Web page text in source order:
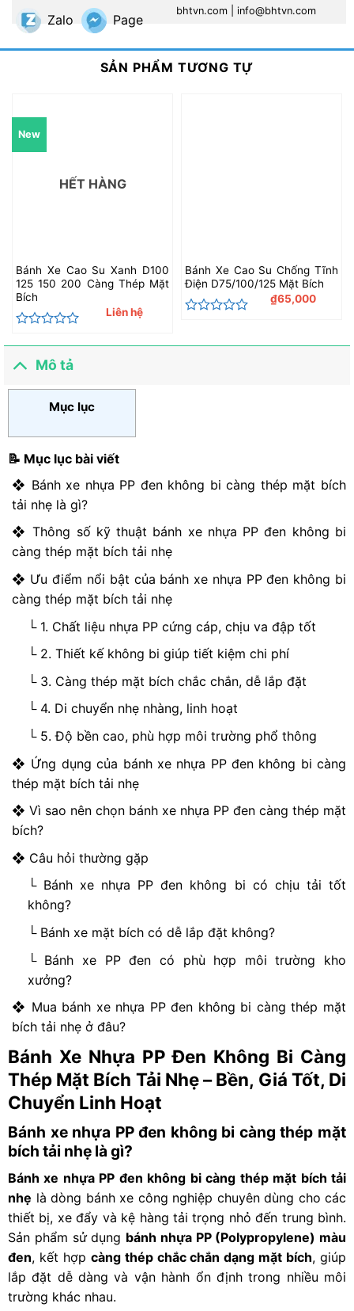
Zalo Page
bhtvn.com |info@bhtvn.com
SẢN PHẨM TƯƠNG TỰ
New
HẾT HÀNG
Bánh Xe Cao Su Xanh D100
125 150 200 Càng Thép Mặt
Bích
xếp
hạng
5
Liên hệ
Bánh Xe Cao Su Chống Tĩnh
Điện D75/100/125 Mặt Bích
hạng
₫65,000
Mô tả
Mục lục
📝 Mục lục bài viết
❖ Bánh xe nhựa PP đen không bi càng thép mặt bích
tải nhẹ là gì?
❖ Thông số kỹ thuật bánh xe nhựa PP đen không bi
càng thép mặt bích tải nhẹ
❖ Ưu điểm nổi bật của bánh xe nhựa PP đen không bi
càng thép mặt bích tải nhẹ
└ 1. Chất liệu nhựa PP cứng cáp, chịu va đập tốt
└ 2. Thiết kế không bi giúp tiết kiệm chi phí
└ 3. Càng thép mặt bích chắc chắn, dễ lắp đặt
└ 4. Di chuyển nhẹ nhàng, linh hoạt
└ 5. Độ bền cao, phù hợp môi trường phổ thông
❖ Ứng dụng của bánh xe nhựa PP đen không bi càng
thép mặt bích tải nhẹ
❖ Vì sao nên chọn bánh xe nhựa PP đen càng thép mặt
bích?
❖ Câu hỏi thường gặp
└ Bánh xe nhựa PP đen không bi có chịu tải tốt
không?
└ Bánh xe mặt bích có dễ lắp đặt không?
└ Bánh xe PP đen có phù hợp môi trường kho
xưởng?
❖ Mua bánh xe nhựa PP đen không bi càng thép mặt
bích tải nhẹ ở đâu?
Bánh Xe Nhựa PP Đen Không Bi Càng
Thép Mặt Bích Tải Nhẹ – Bền, Giá Tốt, Di
Chuyển Linh Hoạt
Bánh xe nhựa PP đen không bi càng thép mặt
bích tải nhẹ là gì?
Bánh xe nhựa PP đen không bi càng thép mặt bích tải
nhẹ là dòng bánh xe công nghiệp chuyên dùng cho các
thiết bị, xe đẩy và kệ hàng tải trọng nhỏ đến trung bình.
Sản phẩm sử dụng bánh nhựa PP (Polypropylene) màu
đen, kết hợp càng thép chắc chắn dạng mặt bích, giúp
lắp đặt dễ dàng và vận hành ổn định trong nhiều môi
trường khác nhau.